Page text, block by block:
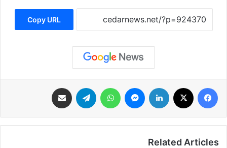
Copy URL
فيسبوك لينكدإن ماسنجر واتساب تيلقرام
Related Articles